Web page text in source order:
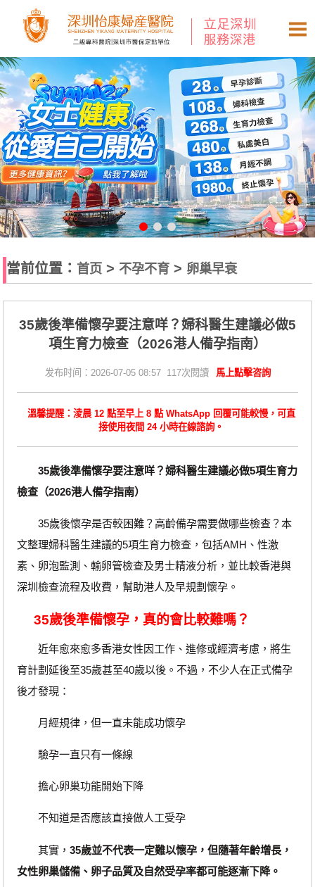
當前位置： 首页 > 不孕不育 > 卵巢早衰
35歲後準備懷孕要注意咩？婦科醫生建議必做5
項生育力檢查（2026港人備孕指南）
发布时间：2026-07-05 08:57 117次閱讀 馬上點擊咨詢
溫馨提醒：淩晨 12 點至早上 8 點 WhatsApp 回覆可能較慢，可直
接使用夜間 24 小時在線諮詢。
35歲後準備懷孕要注意咩？婦科醫生建議必做5項生育力
檢查（2026港人備孕指南）
35歲後懷孕是否較困難？高齡備孕需要做哪些檢查？本
文整理婦科醫生建議的5項生育力檢查，包括AMH、性激
素、卵泡監測、輸卵管檢查及男士精液分析，並比較香港與
深圳檢查流程及收費，幫助港人及早規劃懷孕。
35歲後準備懷孕，真的會比較難嗎？
近年愈來愈多香港女性因工作、進修或經濟考慮，將生
育計劃延後至35歲甚至40歲以後。不過，不少人在正式備孕
後才發現：
月經規律，但一直未能成功懷孕
驗孕一直只有一條線
擔心卵巢功能開始下降
不知道是否應該直接做人工受孕
其實， 35歲並不代表一定難以懷孕，但隨著年齡增長，
女性卵巢儲備、卵子品質及自然受孕率都可能逐漸下降。